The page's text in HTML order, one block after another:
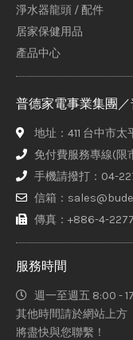
淨水器龍頭 / 配件
居家保健用品
產品中心
普德家電事業集團
地址：411 台中市
免付費服務專線(
手機請撥打：04-
信箱：
傳真：+886-4-
服務時間
週一至週五 8:00 -
其他時間請於網站上方
將盡快與您聯繫！